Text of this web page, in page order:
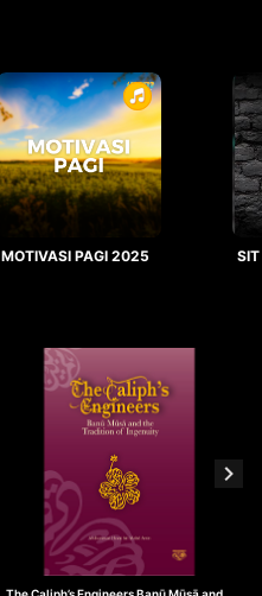
MOTIVASI PAGI 2025